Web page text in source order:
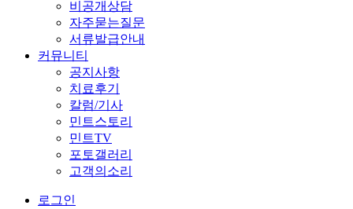
비공개상담
자주묻는질문
서류발급안내
커뮤니티
공지사항
치료후기
칼럼/기사
민트스토리
민트TV
포토갤러리
고객의소리
로그인